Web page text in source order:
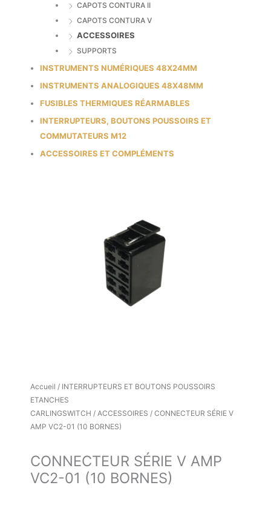
CAPOTS CONTURA II
CAPOTS CONTURA V
ACCESSOIRES
SUPPORTS
INSTRUMENTS NUMÉRIQUES 48X24MM
INSTRUMENTS ANALOGIQUES 48X48MM
FUSIBLES THERMIQUES RÉARMABLES
INTERRUPTEURS, BOUTONS POUSSOIRS ET
COMMUTATEURS M12
ACCESSOIRES ET COMPLÉMENTS
Accueil / INTERRUPTEURS ET BOUTONS POUSSOIRS
ETANCHES
CARLINGSWITCH / ACCESSOIRES / CONNECTEUR SÉRIE V
AMP VC2-01 (10 BORNES)
CONNECTEUR SÉRIE V AMP
VC2-01 (10 BORNES)